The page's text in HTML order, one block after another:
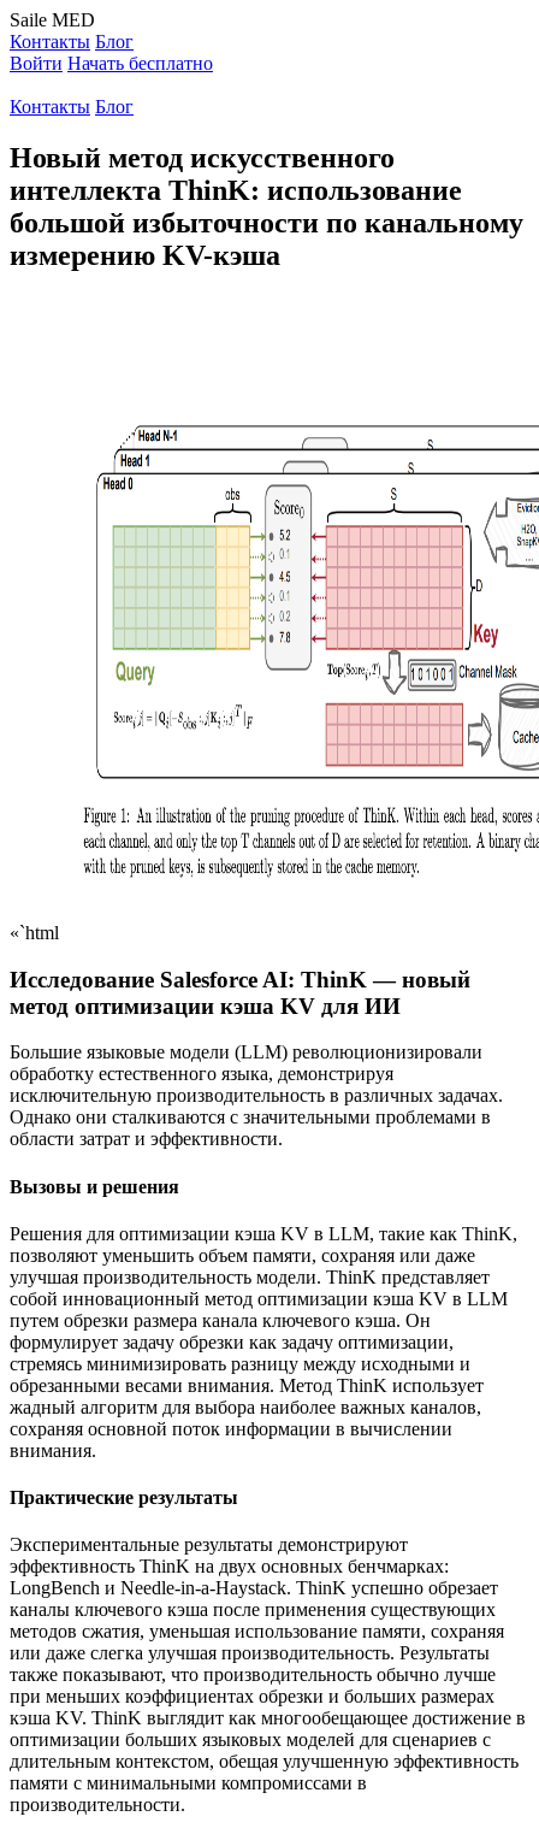
Saile MED
Контакты Блог
Войти Начать бесплатно
Контакты Блог
Новый метод искусственного
интеллекта ThinK: использование
большой избыточности по канальному
измерению KV-кэша
«`html
Исследование Salesforce AI: ThinK — новый
метод оптимизации кэша KV для ИИ
Большие языковые модели (LLM) революционизировали
обработку естественного языка, демонстрируя
исключительную производительность в различных задачах.
Однако они сталкиваются с значительными проблемами в
области затрат и эффективности.
Вызовы и решения
Решения для оптимизации кэша KV в LLM, такие как ThinK,
позволяют уменьшить объем памяти, сохраняя или даже
улучшая производительность модели. ThinK представляет
собой инновационный метод оптимизации кэша KV в LLM
путем обрезки размера канала ключевого кэша. Он
формулирует задачу обрезки как задачу оптимизации,
стремясь минимизировать разницу между исходными и
обрезанными весами внимания. Метод ThinK использует
жадный алгоритм для выбора наиболее важных каналов,
сохраняя основной поток информации в вычислении
внимания.
Практические результаты
Экспериментальные результаты демонстрируют
эффективность ThinK на двух основных бенчмарках:
LongBench и Needle-in-a-Haystack. ThinK успешно обрезает
каналы ключевого кэша после применения существующих
методов сжатия, уменьшая использование памяти, сохраняя
или даже слегка улучшая производительность. Результаты
также показывают, что производительность обычно лучше
при меньших коэффициентах обрезки и больших размерах
кэша KV. ThinK выглядит как многообещающее достижение в
оптимизации больших языковых моделей для сценариев с
длительным контекстом, обещая улучшенную эффективность
памяти с минимальными компромиссами в
производительности.